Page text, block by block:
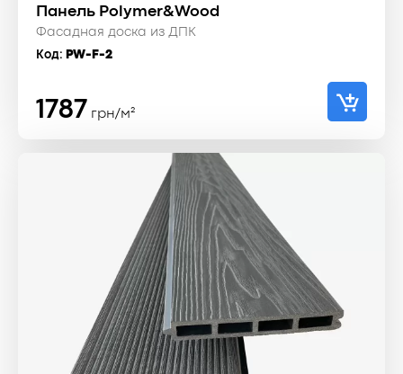
Панель Polymer&Wood
Фасадная доска из ДПК
Код: PW-F-2
1787 грн/м²